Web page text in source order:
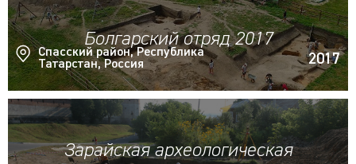
Болгарский отряд 2017
Спасский район, Республика
Татарстан, Россия
2017
Зарайская археологическая